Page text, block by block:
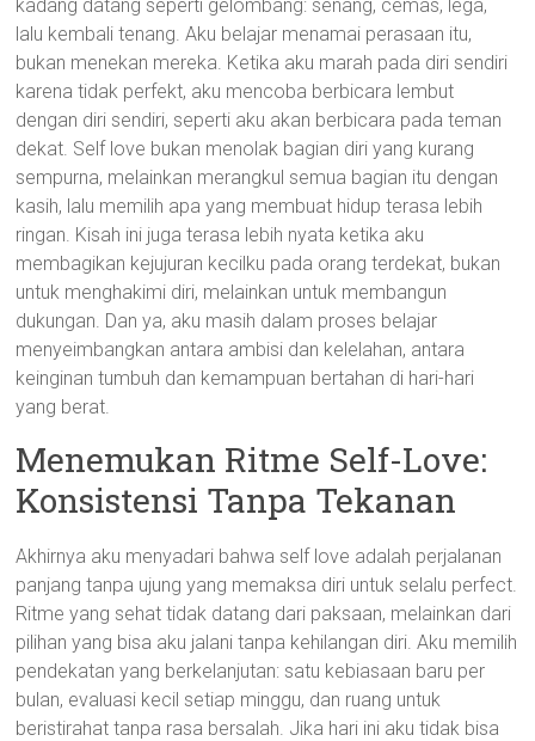
kadang datang seperti gelombang: senang, cemas, lega,
lalu kembali tenang. Aku belajar menamai perasaan itu,
bukan menekan mereka. Ketika aku marah pada diri sendiri
karena tidak perfekt, aku mencoba berbicara lembut
dengan diri sendiri, seperti aku akan berbicara pada teman
dekat. Self love bukan menolak bagian diri yang kurang
sempurna, melainkan merangkul semua bagian itu dengan
kasih, lalu memilih apa yang membuat hidup terasa lebih
ringan. Kisah ini juga terasa lebih nyata ketika aku
membagikan kejujuran kecilku pada orang terdekat, bukan
untuk menghakimi diri, melainkan untuk membangun
dukungan. Dan ya, aku masih dalam proses belajar
menyeimbangkan antara ambisi dan kelelahan, antara
keinginan tumbuh dan kemampuan bertahan di hari-hari
yang berat.
Menemukan Ritme Self-Love:
Konsistensi Tanpa Tekanan
Akhirnya aku menyadari bahwa self love adalah perjalanan
panjang tanpa ujung yang memaksa diri untuk selalu perfect.
Ritme yang sehat tidak datang dari paksaan, melainkan dari
pilihan yang bisa aku jalani tanpa kehilangan diri. Aku memilih
pendekatan yang berkelanjutan: satu kebiasaan baru per
bulan, evaluasi kecil setiap minggu, dan ruang untuk
beristirahat tanpa rasa bersalah. Jika hari ini aku tidak bisa